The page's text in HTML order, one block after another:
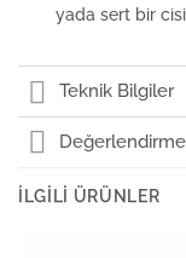
yada sert bir
Teknik Bilgiler
İLGILI ÜRÜNLER